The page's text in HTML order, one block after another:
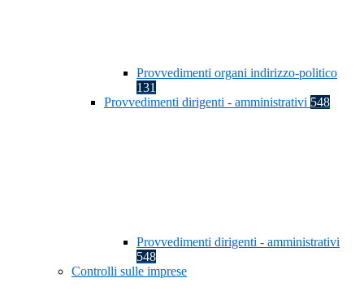
Provvedimenti organi indirizzo-politico
131
Provvedimenti dirigenti - amministrativi 548
Provvedimenti dirigenti - amministrativi
548
Controlli sulle imprese